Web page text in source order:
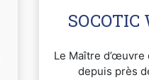
Le Maître
depuis près